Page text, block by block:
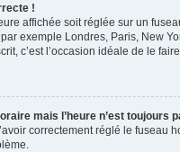
!
affichée soit réglée sur un
exemple Londres, Paris, New
c’est l’occasion idéale de le faire.
mais l’heure n’est toujours
correctement réglé le fuseau